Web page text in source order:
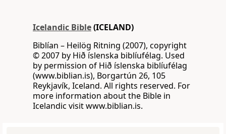
Icelandic Bible(ICELAND)
Biblían – Heilög Ritning (2007), copyright
© 2007 by Hið íslenska biblíufélag. Used
by permission of Hið íslenska biblíufélag
(www.biblian.is), Borgartún 26, 105
Reykjavík, Iceland. All rights reserved. For
more information about the Bible in
Icelandic visit www.biblian.is.